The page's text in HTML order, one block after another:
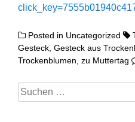
Posted in Uncategorized
Gesteck Gesteck aus
Trockenblumen zu Muttertag
Suchen
nach: